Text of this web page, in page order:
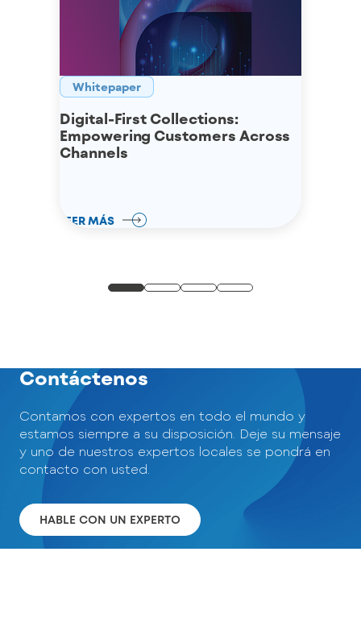
Whitepaper
Digital-First Collections:
Empowering Customers Across
Channels
LEER MÁS
Contáctenos
Contamos con expertos en todo el mundo y
estamos siempre a su disposición. Deje su mensaje
y uno de nuestros expertos locales se pondrá en
contacto con usted.
HABLE CON UN EXPERTO